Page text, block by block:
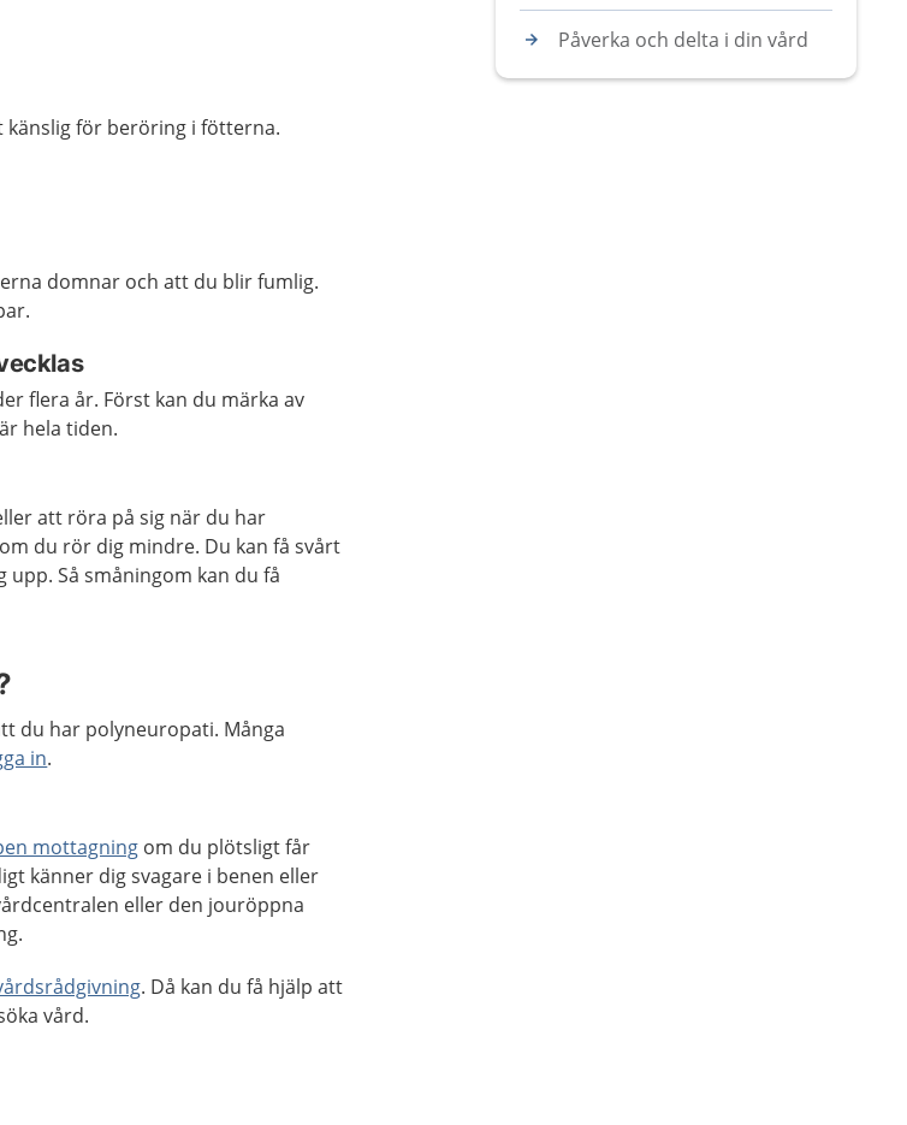
för beröring i fötterna.
domnar och att du blir fumlig.
flera år. Först kan du märka av
hela tiden.
att röra på sig när du har
du rör dig mindre. Du kan få svårt
Så småningom kan du få
du har polyneuropati. Många
in.
mottagning om du plötsligt får
känner dig svagare i benen eller
eller den jouröppna
. Då kan du få hjälp att
vård.
Påverka och delta i din vård